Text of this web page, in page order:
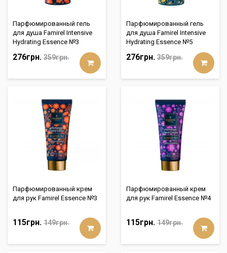
Парфюмированный гель
для душа Famirel Intensive
Hydrating Essence №3
276грн. 359грн.
Парфюмированный гель
для душа Famirel Intensive
Hydrating Essence №5
276грн. 359грн.
Парфюмированный крем
для рук Famirel Essence №3
115грн. 149грн.
Парфюмированный крем
для рук Famirel Essence №4
115грн. 149грн.